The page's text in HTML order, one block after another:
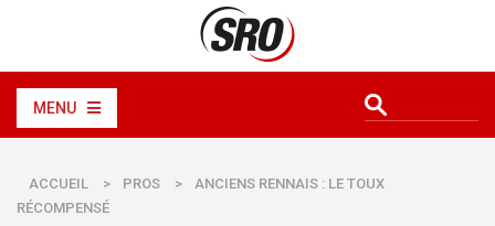
MENU
ACCUEIL > PROS >
ANCIENS RENNAIS : LE TOUX
RÉCOMPENSÉ